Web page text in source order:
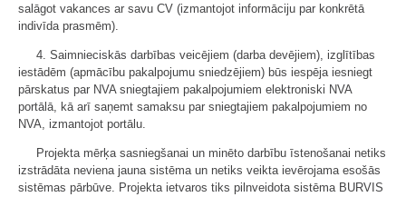
salāgot vakances ar savu CV (izmantojot informāciju par konkrētā
indivīda prasmēm).
4. Saimnieciskās darbības veicējiem (darba devējiem), izglītības
iestādēm (apmācību pakalpojumu sniedzējiem) būs iespēja iesniegt
pārskatus par NVA sniegtajiem pakalpojumiem elektroniski NVA
portālā, kā arī saņemt samaksu par sniegtajiem pakalpojumiem no
NVA, izmantojot portālu.
Projekta mērķa sasniegšanai un minēto darbību īstenošanai netiks
izstrādāta neviena jauna sistēma un netiks veikta ievērojama esošās
sistēmas pārbūve. Projekta ietvaros tiks pilnveidota sistēma BURVIS